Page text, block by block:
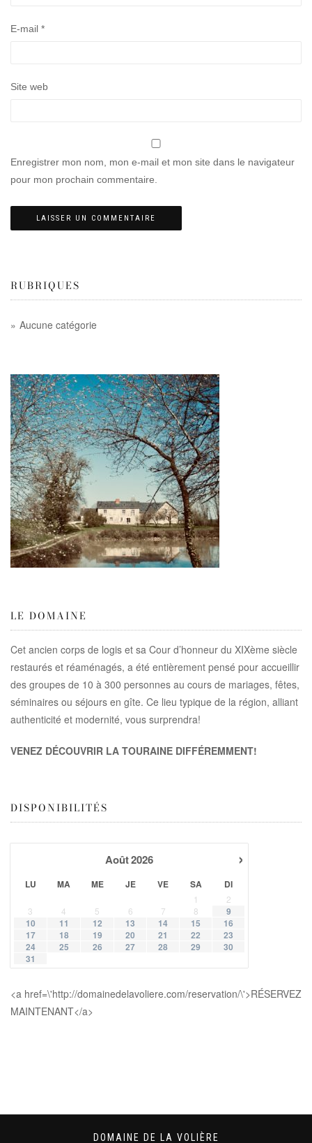
E-mail *
Site web
Enregistrer mon nom, mon e-mail et mon site dans le navigateur
pour mon prochain commentaire.
RUBRIQUES
Aucune catégorie
LE DOMAINE
Cet ancien corps de logis et sa Cour d’honneur du XIXème siècle
restaurés et réaménagés, a été entièrement pensé pour accueillir
des groupes de 10 à 300 personnes au cours de mariages, fêtes,
séminaires ou séjours en gîte. Ce lieu typique de la région, alliant
authenticité et modernité, vous surprendra!
VENEZ DÉCOUVRIR LA TOURAINE DIFFÉREMMENT!
DISPONIBILITÉS
›
Août2026
LU MA ME JE VE SA DI
1
2
3
4 5 6 7 8
9
10
11 12 13 14 15
16
17
18 19 20 21 22
23
24
25 26 27 28 29
30
31
<a href=\'http://domainedelavoliere.com/reservation/\'>RÉSERVEZ
MAINTENANT</a>
DOMAINE DE LA VOLIÈRE